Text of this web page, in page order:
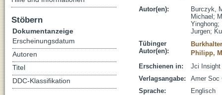
Autor(en):
Burczyk,
Michael ;
Yinghong;
Jurgen;
Tübinger
Autor(en):
Philipp,
Erschienen in:
Jci Insight
Verlagsangabe:
Amer Soc
Sprache:
Englisch
Stöbern
Dokumentanzeige
Erscheinungsdatum
Autoren
Titel
DDC-Klassifikation